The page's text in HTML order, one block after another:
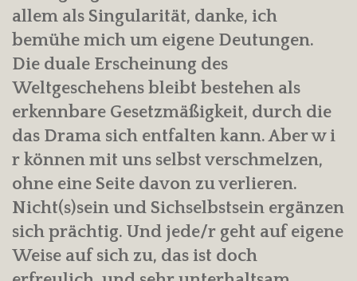
allem als Singularität, danke, ich
bemühe mich um eigene Deutungen.
Die duale Erscheinung des
Weltgeschehens bleibt bestehen als
erkennbare Gesetzmäßigkeit, durch die
das Drama sich entfalten kann. Aber w i
r können mit uns selbst verschmelzen,
ohne eine Seite davon zu verlieren.
Nicht(s)sein und Sichselbstsein ergänzen
sich prächtig. Und jede/r geht auf eigene
Weise auf sich zu, das ist doch